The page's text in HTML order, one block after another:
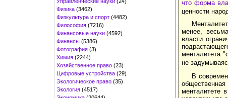
Физика (3462)
Физкультура и спорт (4482)
Философия (7216)
Финансовые науки (4592)
Финансы (5386)
Фотография (3)
Химия (2244)
Хозяйственное право (23)
Цифровые устройства (29)
Экологическое право (35)
Экология (4517)
что форма
ценности
менее,
власти
менталитета
не
В
менталитете